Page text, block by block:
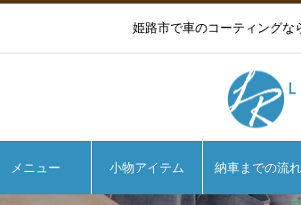
姫路市で車のコーティングな
メニュー 小物アイテム 納車までの流れ